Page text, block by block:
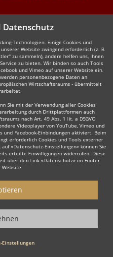
Datenschutz
Technologien. Einige Cookies und
Website zwingend erforderlich (z. B.
zu sammeln), andere helfen uns, Ihnen
zu bieten. Wir binden so auch Tools
und Vimeo auf unserer Website ein.
personenbezogene Daten an
Wirtschaftsraums - übermittelt
Sie mit der Verwendung aller Cookies
durch Drittplattformen auch
nach Art. 49 Abs. 1 lit. a DSGVO
Videoplayer von YouTube, Vimeo und
und Facebook-Einbindungen aktiviert. Beim
erforderlich Cookies und Tools externer
«Datenschutz-Einstellungen» können Sie
erteilte Einwilligungen widerrufen. Diese
über den Link «Datenschutz» im Footer
Website.
Einstellungen